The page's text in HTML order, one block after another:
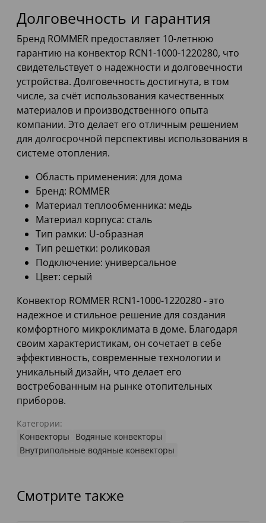
Долговечность и гарантия
Бренд ROMMER предоставляет 10-летнюю
гарантию на конвектор RCN1-1000-1220280, что
свидетельствует о надежности и долговечности
устройства. Долговечность достигнута, в том
числе, за счёт использования качественных
материалов и производственного опыта
компании. Это делает его отличным решением
для долгосрочной перспективы использования в
системе отопления.
Область применения: для дома
Бренд: ROMMER
Материал теплообменника: медь
Материал корпуса: сталь
Тип рамки: U-образная
Тип решетки: роликовая
Подключение: универсальное
Цвет: серый
Конвектор ROMMER RCN1-1000-1220280 - это
надежное и стильное решение для создания
комфортного микроклимата в доме. Благодаря
своим характеристикам, он сочетает в себе
эффективность, современные технологии и
уникальный дизайн, что делает его
востребованным на рынке отопительных
приборов.
Категории:
Конвекторы
Водяные конвекторы
Внутрипольные водяные конвекторы
Смотрите также